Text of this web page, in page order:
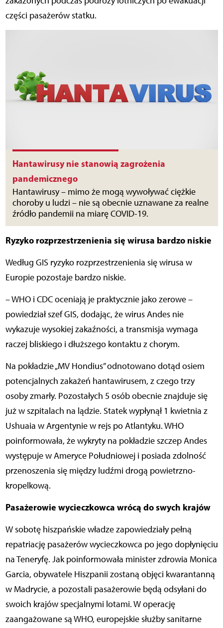
części pasażerów statku.
Hantawirusy nie stanowią zagrożenia
pandemicznego
Hantawirusy – mimo że mogą wywoływać ciężkie
choroby u ludzi – nie są obecnie uznawane za realne
źródło pandemii na miarę COVID-19.
Ryzyko rozprzestrzenienia się wirusa bardzo niskie
Według GIS ryzyko rozprzestrzenienia się wirusa w
Europie pozostaje bardzo niskie.
– WHO i CDC oceniają je praktycznie jako zerowe –
powiedział szef GIS, dodając, że wirus Andes nie
wykazuje wysokiej zakaźności, a transmisja wymaga
raczej bliskiego i dłuższego kontaktu z chorym.
Na pokładzie „MV Hondius” odnotowano dotąd osiem
potencjalnych zakażeń hantawirusem, z czego trzy
osoby zmarły. Pozostałych 5 osób obecnie znajduje się
już w szpitalach na lądzie. Statek wypłynął 1 kwietnia z
Ushuaia w Argentynie w rejs po Atlantyku. WHO
poinformowała, że wykryty na pokładzie szczep Andes
występuje w Ameryce Południowej i posiada zdolność
przenoszenia się między ludźmi drogą powietrzno-
kropelkową.
Pasażerowie wycieczkowca wrócą do swych krajów
W sobotę hiszpańskie władze zapowiedziały pełną
repatriację pasażerów wycieczkowca po jego dopłynięciu
na Teneryfę. Jak poinformowała minister zdrowia Monica
Garcia, obywatele Hiszpanii zostaną objęci kwarantanną
w Madrycie, a pozostali pasażerowie będą odsyłani do
swoich krajów specjalnymi lotami. W operację
zaangażowane są WHO, europejskie służby sanitarne